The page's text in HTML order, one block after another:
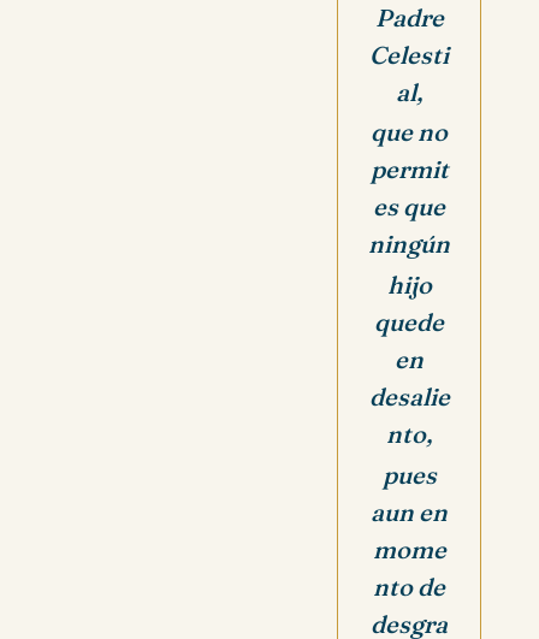
Padre
Celesti
al,
que no
permit
es que
ningún
hijo
quede
en
desalie
nto,
pues
aun en
mome
nto de
desgra